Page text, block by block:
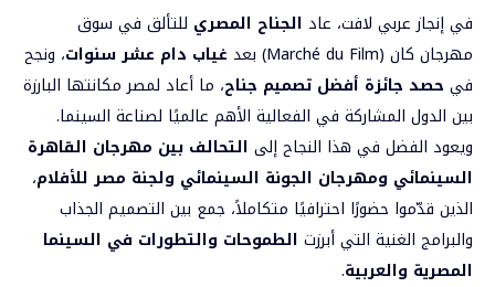
في إنجاز عربي لافت، عاد الجناح المصري للتألق في سوق
مهرجان كان (Marché du Film) بعد
غياب دام عشر سنوات، ونجح
في حصد جائزة أفضل تصميم جناح، ما أعاد لمصر مكانتها البارزة
بين الدول المشاركة في الفعالية الأهم عالميًا لصناعة السينما.
ويعود الفضل في هذا النجاح إلى التحالف بين مهرجان القاهرة
السينمائي ومهرجان الجونة السينمائي ولجنة مصر للأفلام،
الذين قدّموا حضورًا احترافيًا متكاملاً، جمع بين التصميم الجذاب
والبرامج الغنية التي أبرزت الطموحات والتطورات في السينما
المصرية والعربية.